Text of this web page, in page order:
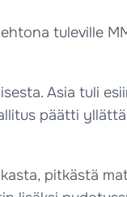
tuleville
Asia tuli
päätti
pitkästä